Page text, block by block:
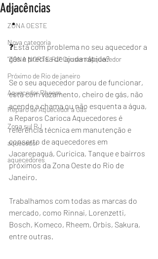
Rinnai
ZONA OESTE
Nova categoria
"ZONA NORTE RJ" Conserto|Aquecedor
Próximo de Rio de janeiro
Aquecedor Rheem
Reparo de Aquecedor a Gás
Zona sul RJ
aquecedor
aquecedores
Adjacências
❓Está com problema no seu aquecedor a
gás e precisa de ajuda rápida?
Se o seu aquecedor parou de funcionar,
está com vazamento, cheiro de gás, não
acende a chama ou não esquenta a água,
a Reparos Carioca Aquecedores é
referência técnica em manutenção e
conserto de aquecedores em
Jacarepaguá, Curicica, Tanque e bairros
próximos da Zona Oeste do Rio de
Janeiro.
Trabalhamos com todas as marcas do
mercado, como Rinnai, Lorenzetti,
Bosch, Komeco, Rheem, Orbis, Sakura,
entre outras.